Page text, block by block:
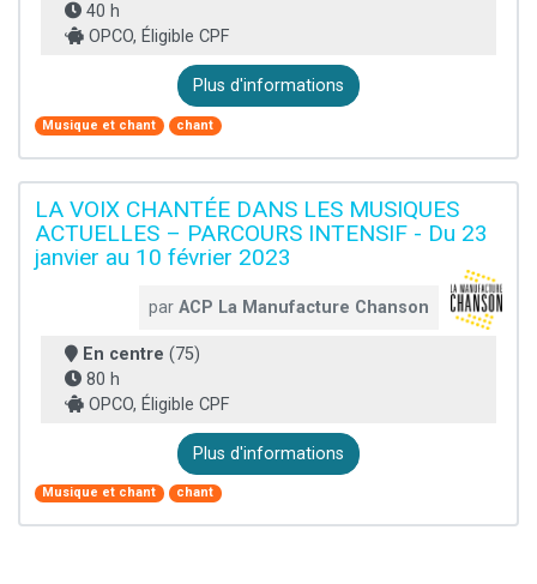
40 h
OPCO, Éligible CPF
Plus d'informations
Musique et chant chant
LA VOIX CHANTÉE DANS LES MUSIQUES
ACTUELLES – PARCOURS INTENSIF - Du 23
janvier au 10 février 2023
parACP La Manufacture Chanson
En centre (75)
80 h
OPCO, Éligible CPF
Plus d'informations
Musique et chant chant